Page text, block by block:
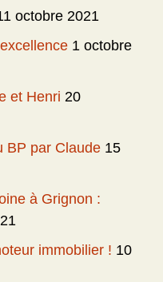
octobre 2021
1 octobre
et Henri 20
BP par Claude 15
à Grignon :
immobilier ! 10